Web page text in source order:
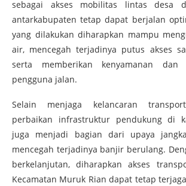
sebagai akses mobilitas lintas desa
antarkabupaten tetap dapat berjalan
yang dilakukan diharapkan mampu
air, mencegah terjadinya putus akses
serta memberikan kenyamanan dan
pengguna jalan.
Selain menjaga kelancaran
perbaikan infrastruktur pendukung di
juga menjadi bagian dari upaya
mencegah terjadinya banjir berulang.
berkelanjutan, diharapkan akses
Kecamatan Muruk Rian dapat tetap